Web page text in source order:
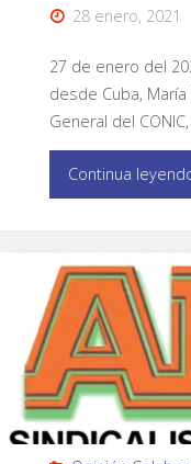
28 enero, 2021
27 de enero del
desde Cuba,
General del CONIC,
Continua